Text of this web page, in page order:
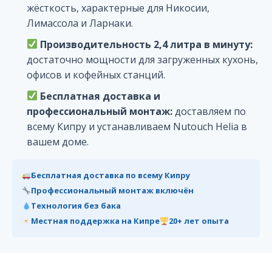
жёсткость, характерные для Никосии,
Лимассола и Ларнаки.
Производительность 2,4 литра в минуту:
достаточно мощности для загруженных кухонь,
офисов и кофейных станций.
Бесплатная доставка и
профессиональный монтаж:доставляем по
всему Кипру и устанавливаем Nutouch Helia в
вашем доме.
Бесплатная доставка по всему Кипру
Профессиональный монтаж включён
Технология без бака
Местная поддержка на Кипре
20+ лет опыта